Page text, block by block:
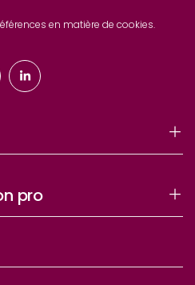
en matière de cookies.
pro